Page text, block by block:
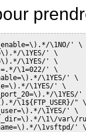
\1NO/' \
\1YES/' \
\1YES/' \
\1=022/' \
\1YES/' \
\1YES/' \
\1YES/'
\1${FTP_USER}/"
\1YES/' \
\1\/var\/
\1vsftpd/'